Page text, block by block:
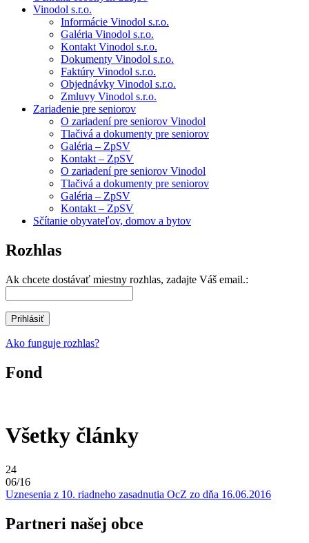
Vinodol s.r.o.
Informácie Vinodol s.r.o.
Galéria Vinodol s.r.o.
Kontakt Vinodol s.r.o.
Dokumenty Vinodol s.r.o.
Faktúry Vinodol s.r.o.
Objednávky Vinodol s.r.o.
Zmluvy Vinodol s.r.o.
Zariadenie pre seniorov
O zariadení pre seniorov Vinodol
Tlačivá a dokumenty pre seniorov
Galéria – ZpSV
Kontakt – ZpSV
O zariadení pre seniorov Vinodol
Tlačivá a dokumenty pre seniorov
Galéria – ZpSV
Kontakt – ZpSV
Sčítanie obyvateľov, domov a bytov
Rozhlas
Ak chcete dostávať miestny rozhlas, zadajte Váš email.:
Ako funguje rozhlas?
Fond
Všetky články
24
06/16
Uznesenia z 10. riadneho zasadnutia OcZ zo dňa 16.06.2016
Partneri našej obce